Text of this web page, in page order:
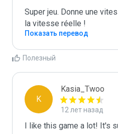
Super jeu. Donne une
la vitesse réelle !
Показать перевод
Полезный
K
Kasia_Twoo
12 лет назад
I like this game a lot! It's